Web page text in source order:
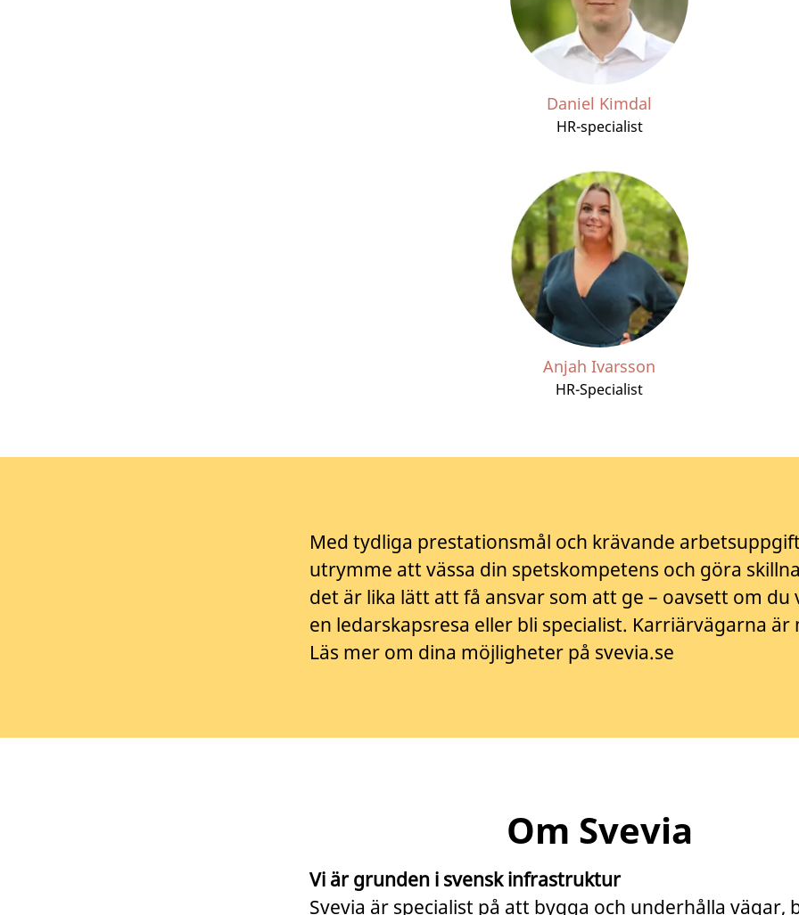
Daniel Kimdal
HR-specialist
Anjah Ivarsson
HR-Specialist
Med tydliga prestationsmål och krävande
utrymme att vässa din spetskompetens och göra
det är lika lätt att få ansvar som att ge – oavsett om du
en ledarskapsresa eller bli specialist. Karriärvägarna är
Läs mer om dina möjligheter på svevia.se
Om Svevia
Vi är grunden i svensk infrastruktur
Svevia är specialist på att bygga och underhålla vägar,